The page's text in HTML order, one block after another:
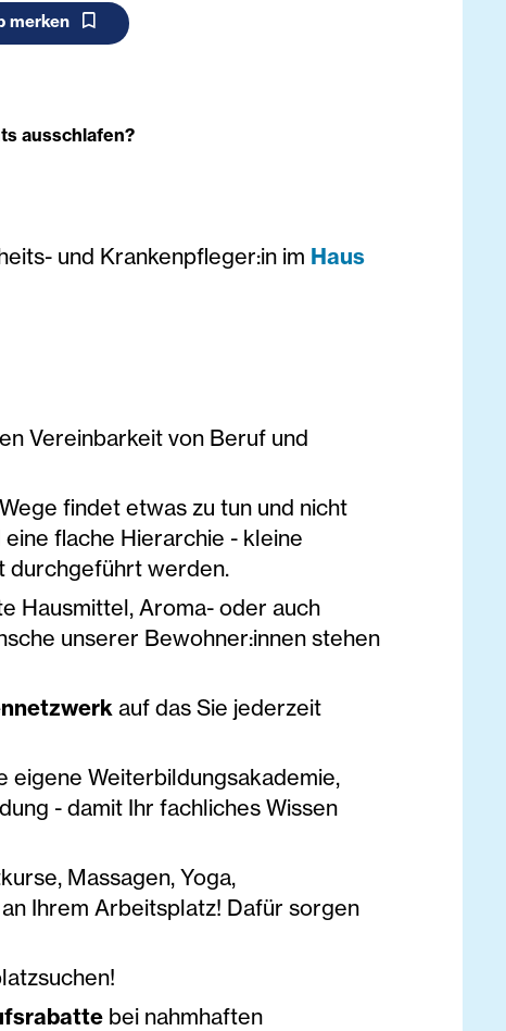
merken
ausschlafen?
und Krankenpfleger:in im Haus
Vereinbarkeit von Beruf und
findet etwas zu tun und nicht
flache Hierarchie - kleine
durchgeführt werden.
Hausmittel, Aroma- oder auch
unserer Bewohner:innen stehen
auf das Sie jederzeit
eigene Weiterbildungsakademie,
- damit Ihr fachliches Wissen
Massagen, Yoga,
Ihrem Arbeitsplatz! Dafür sorgen
bei nahmhaften